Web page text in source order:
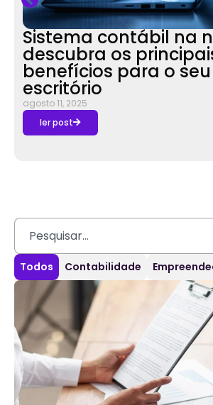
Sistema contábil na
descubra os
benefícios para o seu
escritório
agosto 11, 2025
ler post
Contabilidade
Todos